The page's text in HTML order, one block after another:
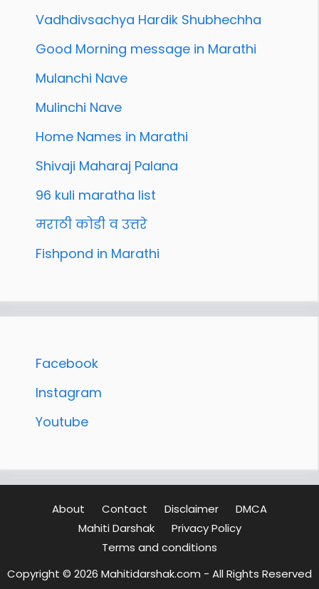
Vadhdivsachya Hardik Shubhechha
Good Morning message in Marathi
Mulanchi Nave
Mulinchi Nave
Home Names in Marathi
Shivaji Maharaj Palana
96 kuli maratha list
मराठी कोडी व उत्तरे
Fishpond in Marathi
Facebook
Instagram
Youtube
About Contact Disclaimer
DMCA
Mahiti Darshak
Privacy Policy
Terms and conditions
Copyright © 2026 Mahitidarshak.com - All Rights Reserved